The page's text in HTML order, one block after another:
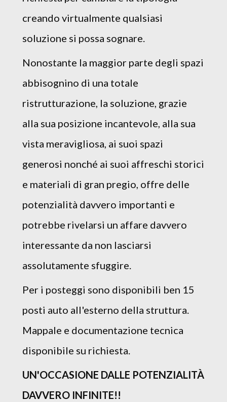
creando virtualmente qualsiasi
soluzione si possa sognare.
Nonostante la maggior parte degli spazi
abbisognino di una totale
ristrutturazione, la soluzione, grazie
alla sua posizione incantevole, alla sua
vista meravigliosa, ai suoi spazi
generosi nonché ai suoi affreschi storici
e materiali di gran pregio, offre delle
potenzialità davvero importanti e
potrebbe rivelarsi un affare davvero
interessante da non lasciarsi
assolutamente sfuggire.
Per i posteggi sono disponibili ben 15
posti auto all'esterno della struttura.
Mappale e documentazione tecnica
disponibile su richiesta.
UN'OCCASIONE DALLE POTENZIALITÀ
DAVVERO INFINITE!!